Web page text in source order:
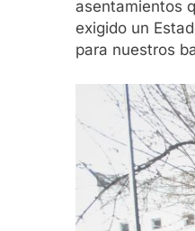
asentamientos
exigido un
para nuestros